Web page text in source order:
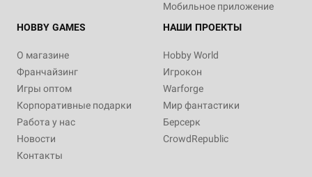
Мобильное приложение
HOBBY GAMES
О магазине
Франчайзинг
Игры оптом
Корпоративные подарки
Работа у нас
Новости
Контакты
НАШИ ПРОЕКТЫ
Hobby World
Игрокон
Warforge
Мир фантастики
Берсерк
CrowdRepublic